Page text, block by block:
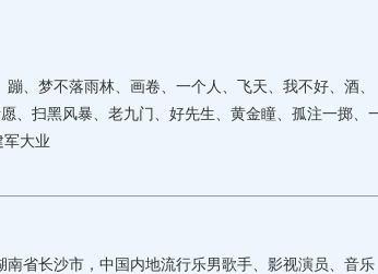
梦不落雨林、画卷、一个人、飞天、我不好、酒、
、扫黑风暴、老九门、好先生、黄金瞳、孤注一掷、
大业
省长沙市，中国内地流行乐男歌手、影视演员、音乐